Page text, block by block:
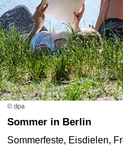
© dpa
Sommer in Berlin
Sommerfeste, Eisdielen,